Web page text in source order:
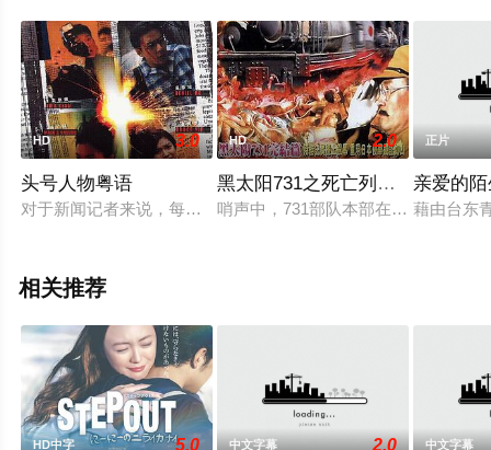
电影、电视猫或剧情网等平台了解。
HD 3.0
头号人物粤语
对于新闻记者来说，每一次赶往新闻现场都是一次同行间的赛
HD 2.0
黑太阳731之死亡列车粤语
哨声中，731部队本部在广场上集合
正片
亲爱的
藉由台东
相关推荐
HD中字 5.0 中文字幕 2.0 中文字幕